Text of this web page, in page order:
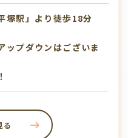
塚駅」より徒歩18分
ップダウンはございま
る